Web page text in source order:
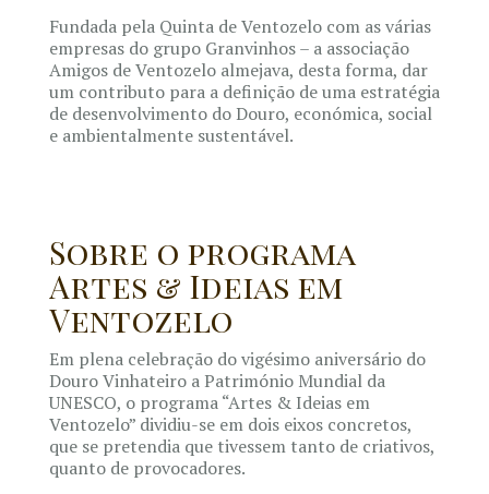
Fundada pela Quinta de Ventozelo com as várias
empresas do grupo Granvinhos – a associação
Amigos de Ventozelo almejava, desta forma, dar
um contributo para a definição de uma estratégia
de desenvolvimento do Douro, económica, social
e ambientalmente sustentável.
Sobre o programa
Artes & Ideias em
Ventozelo
Em plena celebração do vigésimo aniversário do
Douro Vinhateiro a Património Mundial da
UNESCO, o programa “Artes & Ideias em
Ventozelo” dividiu-se em dois eixos concretos,
que se pretendia que tivessem tanto de criativos,
quanto de provocadores.